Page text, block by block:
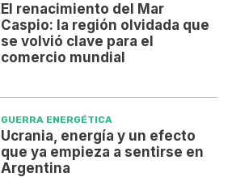
El renacimiento del Mar
Caspio: la región olvidada que
se volvió clave para el
comercio mundial
GUERRA ENERGÉTICA
Ucrania, energía y un efecto
que ya empieza a sentirse en
Argentina